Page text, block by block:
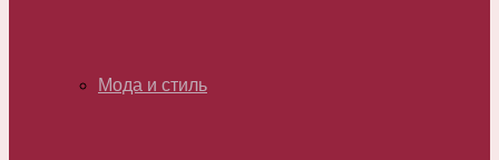
Мода и стиль